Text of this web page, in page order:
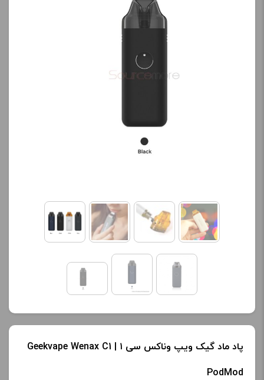
برای فعال شدن سبد خرید و
محصول را از کادر بالا انتخاب
-
افزودن به سبد خرید
ک
پ
افزودن به سبد خرید
پاد ماد گیک ویپ وناکس سی ۱ | Geekvape Wenax C1
PodMod